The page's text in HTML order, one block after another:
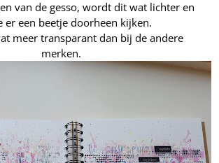
van de gesso, wordt dit wat lichter en
er een beetje doorheen kijken.
meer transparant dan bij de andere
merken.